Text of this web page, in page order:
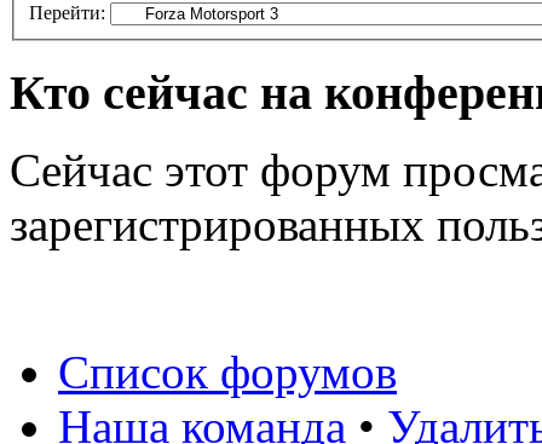
Перейти:
Кто сейчас на
Сейчас этот форум
зарегистрированных
Список форумов
Наша команда •